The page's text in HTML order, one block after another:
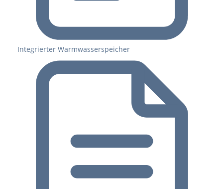
Integrierter Warmwasserspeicher